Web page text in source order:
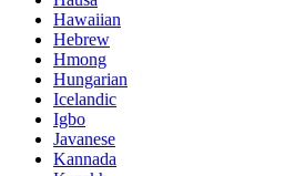
Hawaiian
Hebrew
Hmong
Hungarian
Icelandic
Igbo
Javanese
Kannada